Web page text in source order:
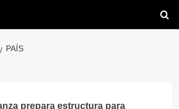
PAÍS
prepara estructura para